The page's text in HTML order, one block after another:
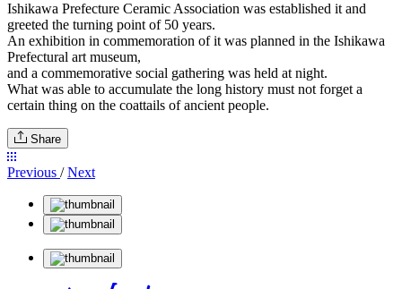
Ishikawa Prefecture Ceramic Association was established it and
greeted the turning point of 50 years.
An exhibition in commemoration of it was planned in the Ishikawa
Prefectural art museum,
and a commemorative social gathering was held at night.
What was able to accumulate the long history must not forget a
certain thing on the coattails of ancient people.
Share
Previous / Next